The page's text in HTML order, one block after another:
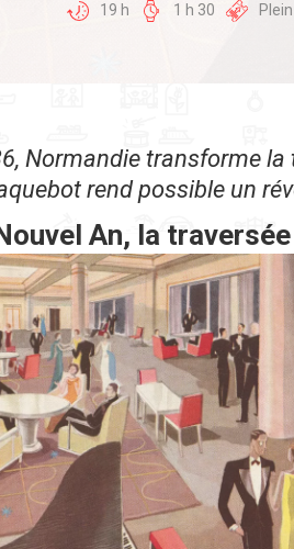
19 h 1 h 30
Normandie transforme
rend possible un
An, la